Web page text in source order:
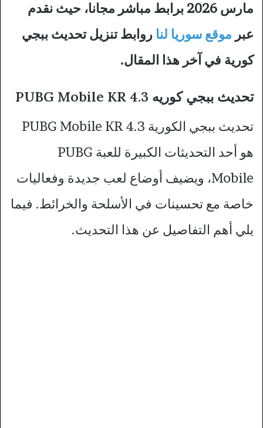
مارس 2026 برابط مباشر مجانا، حيث نقدم
عبر موقع سوريا لنا روابط تنزيل تحديث ببجي
كورية في آخر هذا المقال.
تحديث ببجي كوريه PUBG Mobile KR 4.3
تحديث ببجي الكورية PUBG Mobile KR 4.3
هو أحد التحديثات الكبيرة للعبة PUBG
Mobile، ويضيف أوضاع لعب جديدة وفعاليات
خاصة مع تحسينات في الأسلحة والخرائط. فيما
يلي أهم التفاصيل عن هذا التحديث.